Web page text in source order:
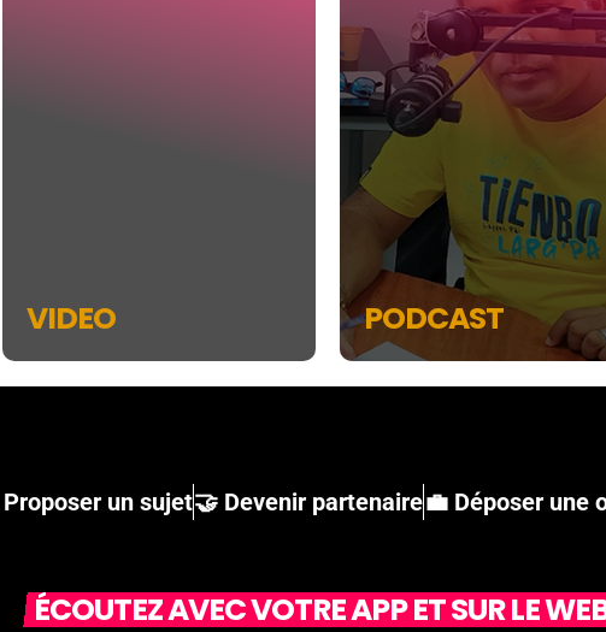
VIDEO PODCAST
un sujet🤝 Devenir partenaire💼 Déposer une
ÉCOUTEZ AVEC VOTRE APP ET SUR LE